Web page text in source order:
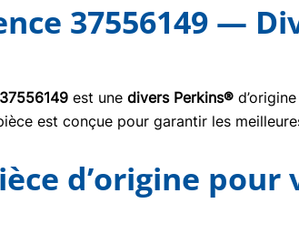
37556149 —
37556149 est une divers Perkins®
est conçue pour garantir les
d’origine